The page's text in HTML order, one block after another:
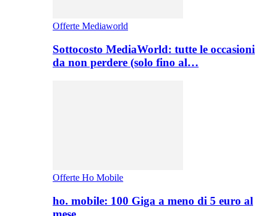
Offerte Mediaworld
Sottocosto MediaWorld: tutte le occasioni
da non perdere (solo fino al…
Offerte Ho Mobile
ho. mobile: 100 Giga a meno di 5 euro al